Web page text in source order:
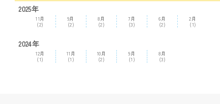
2025年
11月
(2)
9月
(2)
8月
(2)
7月
(3)
6月
(2)
2月
(1)
2024年
12月
(1)
11月
(1)
10月
(2)
9月
(1)
8月
(3)